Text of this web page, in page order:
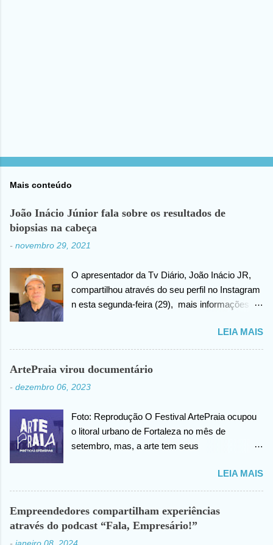
Mais conteúdo
João Inácio Júnior fala sobre os resultados de
biopsias na cabeça
- novembro 29, 2021
O apresentador da Tv Diário, João Inácio JR,
compartilhou através do seu perfil no Instagram
n esta segunda-feira (29), mais informações
cabeça há alguns dias atrás. João confirma que
os resultados foram negativos para câncer de
cabeça, posteriormente ele agradece ao criador
outro momento no vídeo compartilhado na
da sua saúde.
LEIA MAIS
ArtePraia virou documentário
- dezembro 06, 2023
Foto: Reprodução O Festival ArtePraia ocupou
o litoral urbano de Fortaleza no mês de
setembro, mas, a arte tem seus
Nesta quinta-feira (07), o festival vai lançar o
mini documentário “ArtePraia: Poéticas
Efêmeras” - mostrando um pouco da energia
que moveu o Festival, que este ano propôs
nove intervenções artísticas. Durante 3 dias, os
LEIA MAIS
Empreendedores compartilham experiências
através do podcast “Fala, Empresário!”
- janeiro 08, 2024